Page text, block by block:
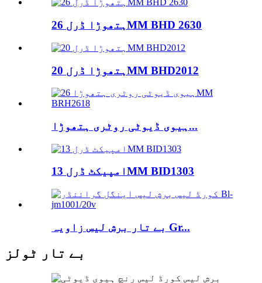
ہتھوڑا ڈرل 26MM BHD 2630
ہتھوڑا ڈرل 20MM BHD2012
ہیوی ڈیوٹی روٹری ہتھوڑا...
امپیکٹ ڈرل 13MM BID1303
بے تار برش لیس زاویہ Gr...
بے تار ٹولز